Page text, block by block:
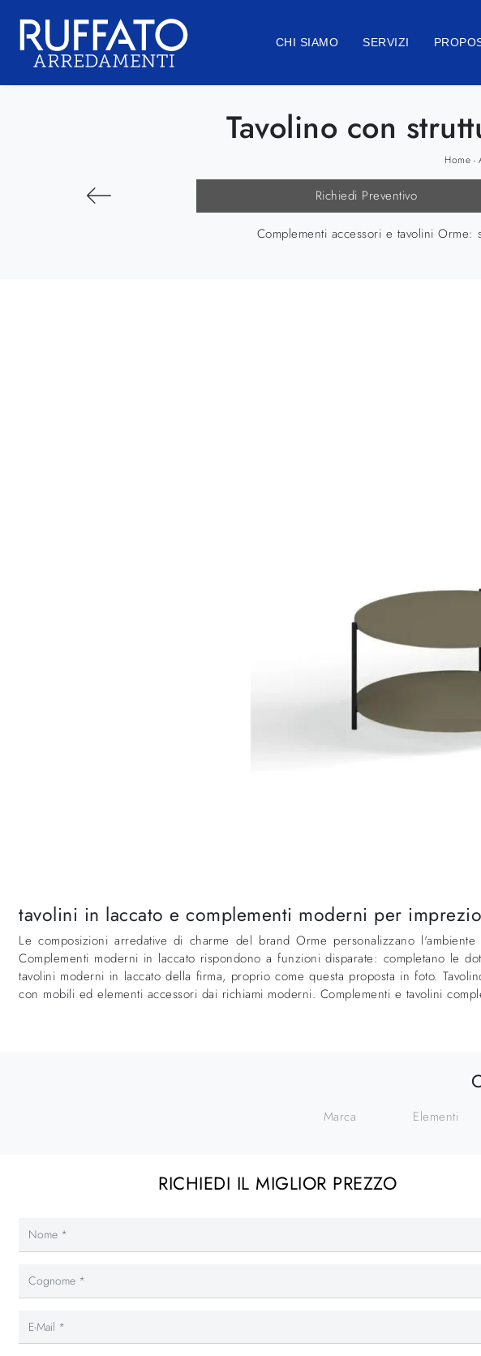
CHI SIAMO SERVIZI
Tavolino con
Home -
Richiedi Preventivo
Complementi accessori e tavolini
tavolini in laccato e complementi moderni per
Le composizioni arredative di charme del brand Orme personalizzano
Complementi moderni in laccato rispondono a funzioni disparate: completano le
tavolini moderni in laccato della firma, proprio come questa proposta in foto.
con mobili ed elementi accessori dai richiami moderni. Complementi e tavolini
Marca Elementi
RICHIEDI IL MIGLIOR PREZZO